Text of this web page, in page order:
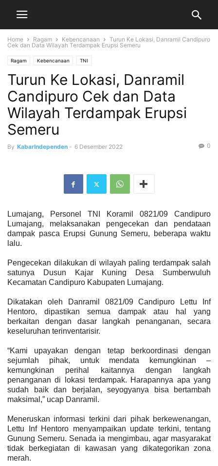
Home Ragam Kebencanaan
Turun Ke Lokasi, Danramil Candipuro
Cek dan Data Wilayah Terdampak Erupsi Semeru
Ragam Kebencanaan TNI
Turun Ke Lokasi, Danramil
Candipuro Cek dan Data
Wilayah Terdampak Erupsi
Semeru
By KabarIndependen - 6 Desember 2022 0
Lumajang, Personel TNI Koramil 0821/09 Candipuro
Lumajang, melaksanakan pengecekan dan pendataan
dampak pasca Erupsi Gunung Semeru, beberapa waktu
lalu.
Pengecekan dilakukan di wilayah paling terdampak salah
satunya Dusun Kajar Kuning Desa Sumberwuluh
Kecamatan Candipuro Kabupaten Lumajang.
Dikatakan oleh Danramil 0821/09 Candipuro Lettu Inf
Hentoro, dipastikan semua dampak atau hal yang
berkaitan dengan dasar langkah penanganan, secara
keseluruhan terinventarisir.
“Kami upayakan dengan tetap berkoordinasi dengan
sejumlah pihak, untuk mendata kemungkinan –
kemungkinan perihal kaitannya dengan langkah
penanganan di lokasi terdampak. Harapannya apa yang
sudah baik dan berjalan, seyogyanya bisa bertambah
maksimal,” ucap Danramil.
Meneruskan informasi terkini dari pihak berkewenangan,
Lettu Inf Hentoro menyampaikan update terkini, tentang
Gunung Semeru. Senada ia mengimbau, agar masyarakat
tidak berkegiatan di kawasan yang dikategorikan zona
merah.